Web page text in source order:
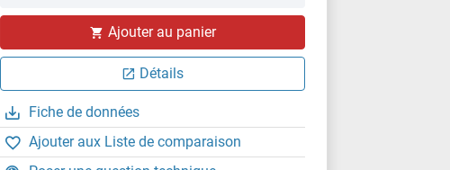
Ajouter au panier
Détails
Fiche de données
Ajouter aux Liste de comparaison